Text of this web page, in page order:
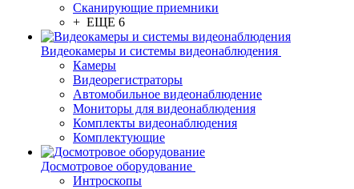
Сканирующие приемники
+ ЕЩЕ 6
Видеокамеры и системы видеонаблюдения
Камеры
Видеорегистраторы
Автомобильное видеонаблюдение
Мониторы для видеонаблюдения
Комплекты видеонаблюдения
Комплектующие
Досмотровое оборудование
Интроскопы